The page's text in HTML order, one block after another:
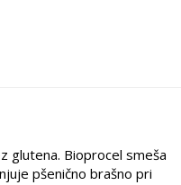
glutena. Bioprocel smeša
pšenično brašno pri